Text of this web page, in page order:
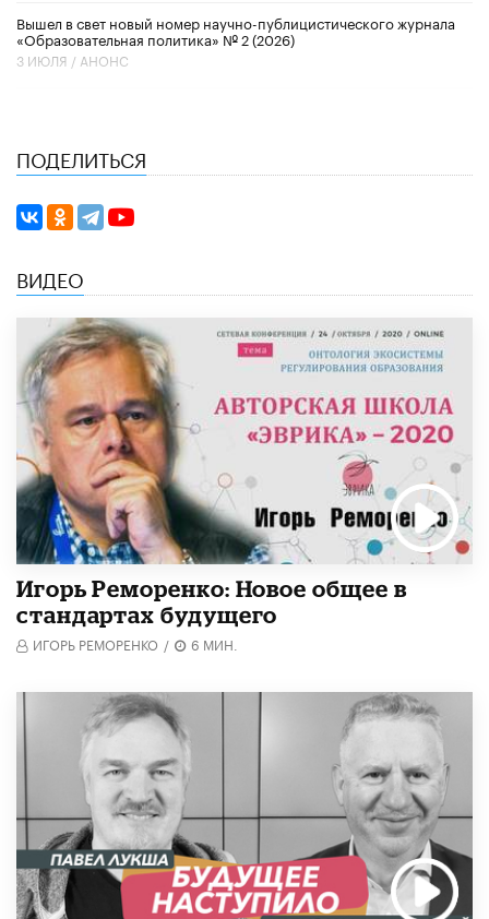
Вышел в свет новый номер научно-публицистического журнала
«Образовательная политика» № 2 (2026)
3 ИЮЛЯ / АНОНС
ПОДЕЛИТЬСЯ
ВИДЕО
Игорь Реморенко: Новое общее в
стандартах будущего
ИГОРЬ РЕМОРЕНКО / 6 МИН.